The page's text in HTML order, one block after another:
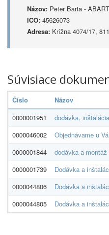
Názov: Peter Barta -
IČO: 45626073
Adresa: Krížna 4074/17,
Súvisiace
Číslo Názov
0000001951
dodávka,
0000046002
Objednávame u
0000001844
dodávka a
0000001739
Dodávka a
0000044806
Dodávka a
0000044805
Dodávka a